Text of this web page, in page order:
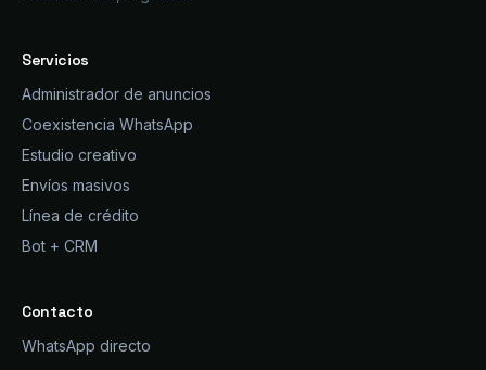
Servicios
Administrador de anuncios
Coexistencia WhatsApp
Estudio creativo
Envíos masivos
Línea de crédito
Bot + CRM
Contacto
WhatsApp directo